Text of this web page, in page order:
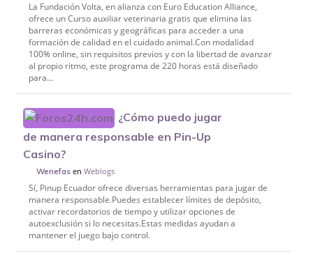
La Fundación Volta, en alianza con Euro Education Alliance,
ofrece un Curso auxiliar veterinaria gratis que elimina las
barreras económicas y geográficas para acceder a una
formación de calidad en el cuidado animal.Con modalidad
100% online, sin requisitos previos y con la libertad de avanzar
al propio ritmo, este programa de 220 horas está diseñado
para...
¿Cómo puedo jugar
de manera responsable en Pin-Up
Casino?
Wenefas enWeblogs
Sí, Pinup Ecuador ofrece diversas herramientas para jugar de
manera responsable.Puedes establecer límites de depósito,
activar recordatorios de tiempo y utilizar opciones de
autoexclusión si lo necesitas.Estas medidas ayudan a
mantener el juego bajo control.